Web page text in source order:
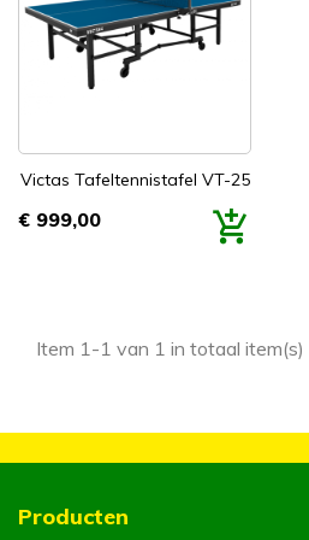
Victas Tafeltennistafel VT-25
Prijs
€ 999,00
Snel bekijken
Item 1-1 van 1 in totaal item(s)
Producten